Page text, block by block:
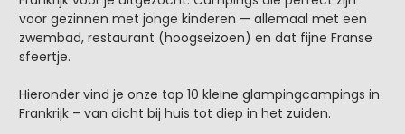
voor gezinnen met jonge kinderen — allemaal met een
zwembad, restaurant (hoogseizoen) en dat fijne Franse
sfeertje.
Hieronder vind je onze top 10 kleine glampingcampings in
Frankrijk – van dicht bij huis tot diep in het zuiden.